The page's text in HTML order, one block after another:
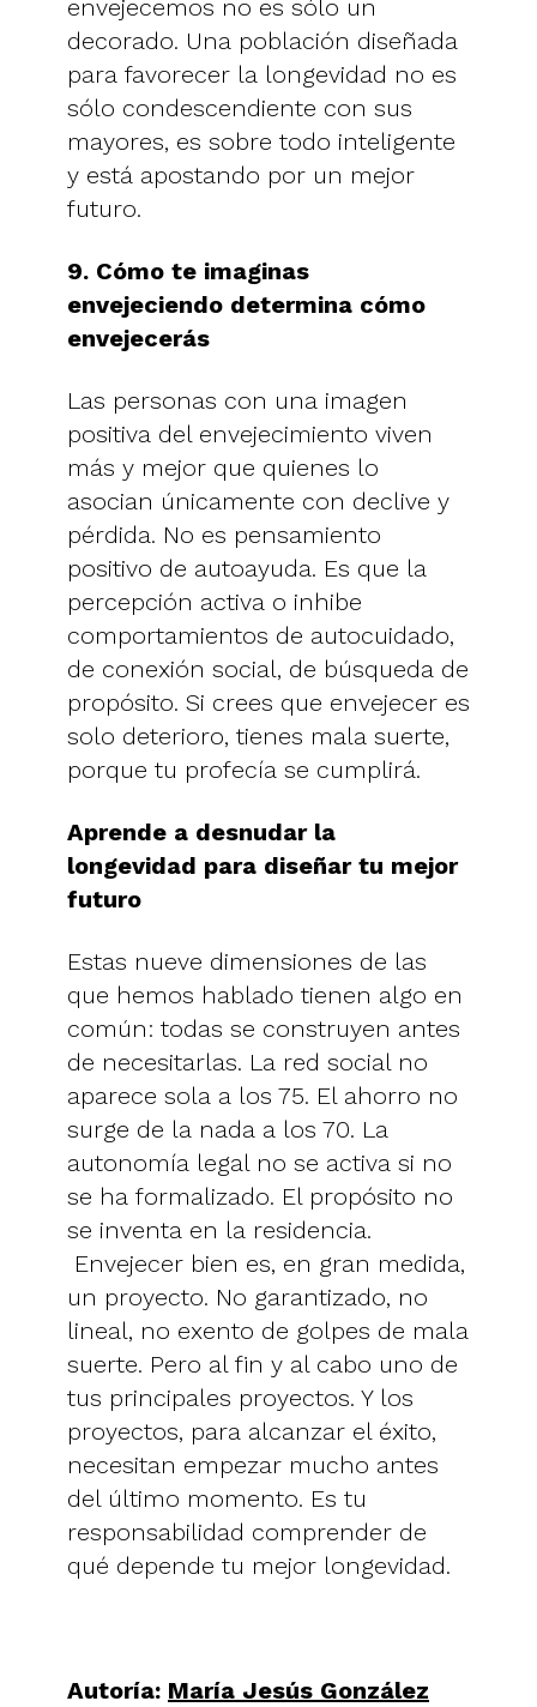
envejecemos no es sólo un
decorado. Una población diseñada
para favorecer la longevidad no es
sólo condescendiente con sus
mayores, es sobre todo inteligente
y está apostando por un mejor
futuro.
9. Cómo te imaginas
envejeciendo determina cómo
envejecerás
Las personas con una imagen
positiva del envejecimiento viven
más y mejor que quienes lo
asocian únicamente con declive y
pérdida. No es pensamiento
positivo de autoayuda. Es que la
percepción activa o inhibe
comportamientos de autocuidado,
de conexión social, de búsqueda de
propósito. Si crees que envejecer es
solo deterioro, tienes mala suerte,
porque tu profecía se cumplirá.
Aprende a desnudar la
longevidad para diseñar tu mejor
futuro
Estas nueve dimensiones de las
que hemos hablado tienen algo en
común: todas se construyen antes
de necesitarlas. La red social no
aparece sola a los 75. El ahorro no
surge de la nada a los 70. La
autonomía legal no se activa si no
se ha formalizado. El propósito no
se inventa en la residencia.
Envejecer bien es, en gran medida,
un proyecto. No garantizado, no
lineal, no exento de golpes de mala
suerte. Pero al fin y al cabo uno de
tus principales proyectos. Y los
proyectos, para alcanzar el éxito,
necesitan empezar mucho antes
del último momento. Es tu
responsabilidad comprender de
qué depende tu mejor longevidad.
Autoría: María Jesús González